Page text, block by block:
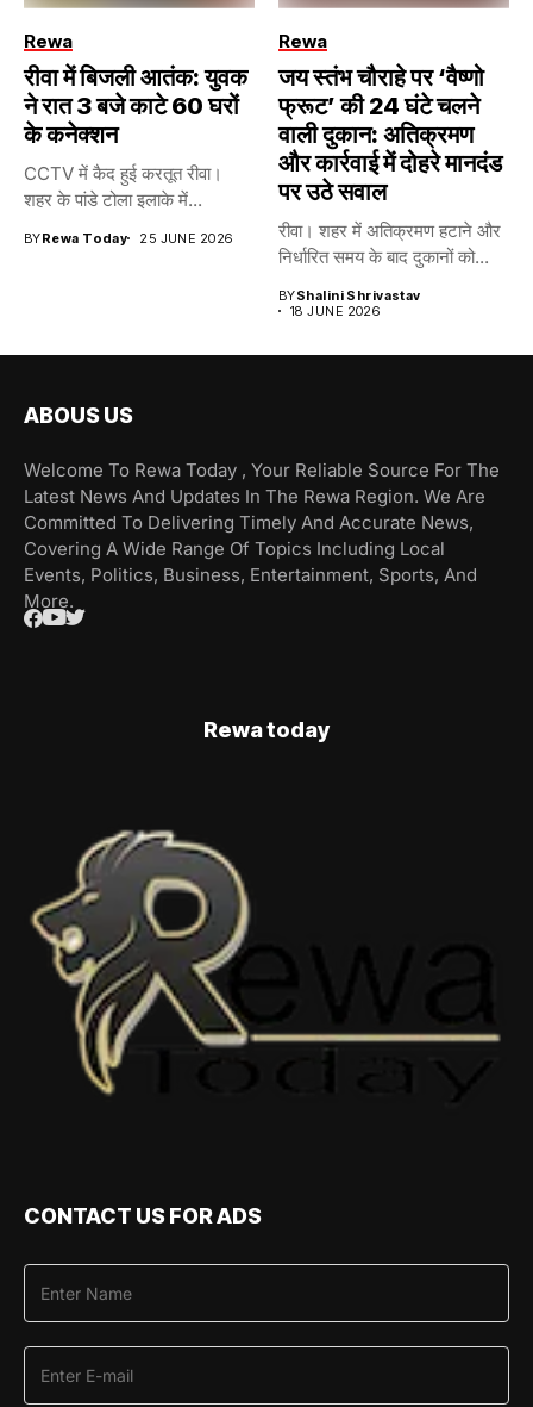
Rewa
रीवा में बिजली आतंक: युवक
ने रात 3 बजे काटे 60 घरों
के कनेक्शन
CCTV में कैद हुई करतूत रीवा।
शहर के पांडे टोला इलाके में...
BYRewa Today 25 JUNE 2026
Rewa
जय स्तंभ चौराहे पर ‘वैष्णो
फ्रूट’ की 24 घंटे चलने
वाली दुकान: अतिक्रमण
और कार्रवाई में दोहरे मानदंड
पर उठे सवाल
रीवा। शहर में अतिक्रमण हटाने और
निर्धारित समय के बाद दुकानों को...
BYShalini Shrivastav
18 JUNE 2026
ABOUS US
Welcome To Rewa Today , Your Reliable Source For The
Latest News And Updates In The Rewa Region. We Are
Committed To Delivering Timely And Accurate News,
Covering A Wide Range Of Topics Including Local
Events, Politics, Business, Entertainment, Sports, And
More.
Rewa today
CONTACT US FOR ADS